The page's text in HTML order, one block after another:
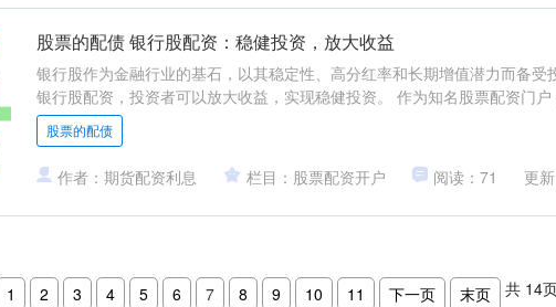
股票的配债 银行股配资：稳健投资，放大收益
银行股作为金融行业的基石，以其稳定性、高分红率和长期增值潜力而备受
银行股配资，投资者可以放大收益，实现稳健投资。 作为知名股票配资门
股票的配债
作者：期货配资利息 栏目：股票配资开户 阅读：71 更
1 2 3 4 5 6 7 8 9 10 11 下一页 末页 共 14